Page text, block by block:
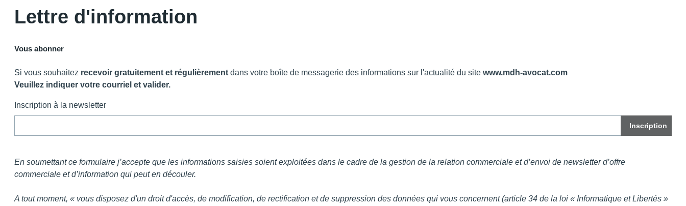
Lettre d'information
Vous abonner
Si vous souhaitez recevoir gratuitement et régulièrement dans votre boîte de messagerie des informations sur l'actualité du site www.mdh-avocat.com
Veuillez indiquer votre courriel et valider.
Inscription à la newsletter
En soumettant ce formulaire j’accepte que les informations saisies soient exploitées dans le cadre de la gestion de la relation commerciale et d’envoi de newsletter d’offre
commerciale et d’information qui peut en découler.
A tout moment, « vous disposez d'un droit d'accès, de modification, de rectification et de suppression des données qui vous concernent (article 34 de la loi « Informatique et Libertés »